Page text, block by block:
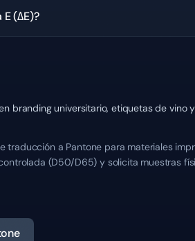
(ΔE)?
branding universitario, etiquetas de vino
traducción a Pantone para materiales
(D50/D65) y solicita muestras